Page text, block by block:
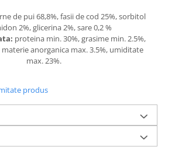
de pui 68,8%, fasii de cod 25%, sorbitol
2%, glicerina 2%, sare 0,2 %
proteina min. 30%, grasime min. 2.5%,
anorganica max. 3.5%, umiditate
max. 23%.
produs